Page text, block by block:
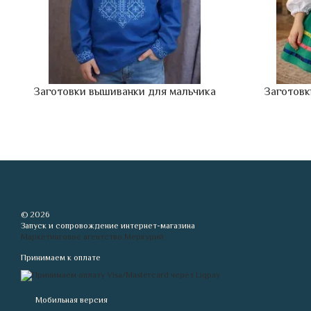
Заготовки вышиванки для мальчика
© 2026
Запуск и сопровождение интернет-магазина
Маркетинговое агентство Меркурий
Принимаем к оплате
Мобильная версия